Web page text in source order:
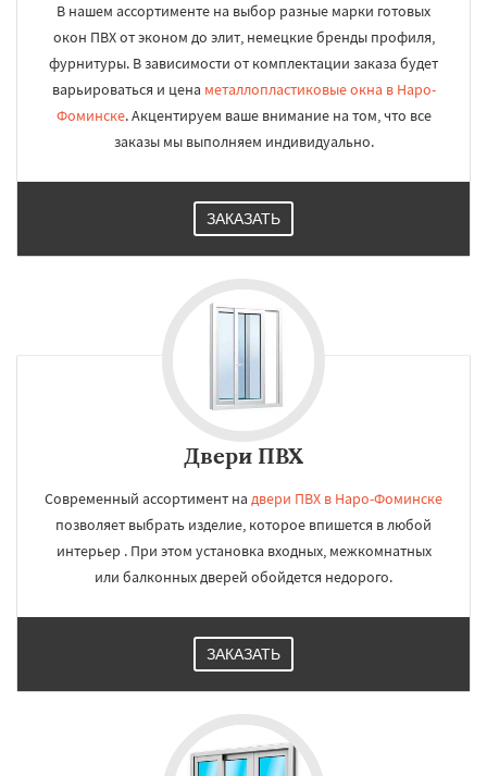
В нашем ассортименте на выбор разные марки готовых
окон ПВХ от эконом до элит, немецкие бренды профиля,
фурнитуры. В зависимости от комплектации заказа будет
варьироваться и цена металлопластиковые окна в Наро-
Фоминске. Акцентируем ваше внимание на том, что все
заказы мы выполняем индивидуально.
ЗАКАЗАТЬ
Двери ПВХ
Современный ассортимент на двери ПВХ в Наро-Фоминске
позволяет выбрать изделие, которое впишется в любой
интерьер . При этом установка входных, межкомнатных
или балконных дверей обойдется недорого.
ЗАКАЗАТЬ